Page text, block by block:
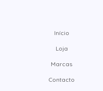
Início
Loja
Marcas
Contacto